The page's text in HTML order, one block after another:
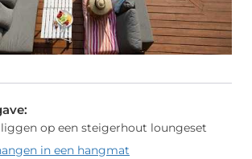
op een steigerhout loungeset
in een hangmat